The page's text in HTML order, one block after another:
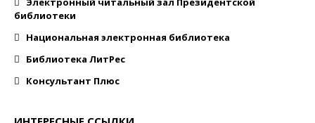
библиотеки
Национальная электронная библиотека
Библиотека ЛитРес
Консультант Плюс